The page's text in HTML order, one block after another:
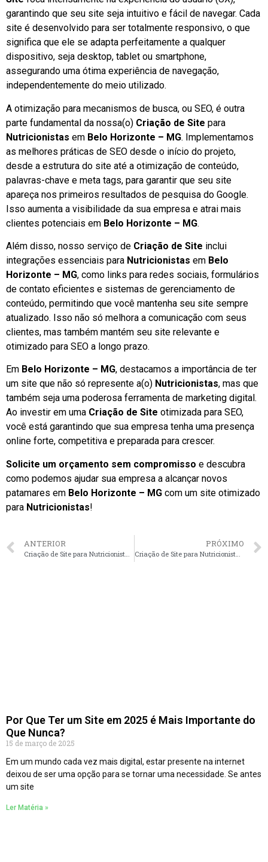
garantindo que seu site seja intuitivo e fácil de navegar. Cada
site é desenvolvido para ser totalmente responsivo, o que
significa que ele se adapta perfeitamente a qualquer
dispositivo, seja desktop, tablet ou smartphone,
assegurando uma ótima experiência de navegação,
independentemente do meio utilizado.
A otimização para mecanismos de busca, ou SEO, é outra
parte fundamental da nossa(o) Criação de Site para
Nutricionistas em Belo Horizonte – MG. Implementamos
as melhores práticas de SEO desde o início do projeto,
desde a estrutura do site até a otimização de conteúdo,
palavras-chave e meta tags, para garantir que seu site
apareça nos primeiros resultados de pesquisa do Google.
Isso aumenta a visibilidade da sua empresa e atrai mais
clientes potenciais em Belo Horizonte – MG.
Além disso, nosso serviço de Criação de Site inclui
integrações essenciais para Nutricionistas em Belo
Horizonte – MG, como links para redes sociais, formulários
de contato eficientes e sistemas de gerenciamento de
conteúdo, permitindo que você mantenha seu site sempre
atualizado. Isso não só melhora a comunicação com seus
clientes, mas também mantém seu site relevante e
otimizado para SEO a longo prazo.
Em Belo Horizonte – MG, destacamos a importância de ter
um site que não só represente a(o) Nutricionistas, mas que
também seja uma poderosa ferramenta de marketing digital.
Ao investir em uma Criação de Site otimizada para SEO,
você está garantindo que sua empresa tenha uma presença
online forte, competitiva e preparada para crescer.
Solicite um orçamento sem compromisso e descubra
como podemos ajudar sua empresa a alcançar novos
patamares em Belo Horizonte – MG com um site otimizado
para Nutricionistas!
ANTERIOR
Criação de Site para Nutricionistas em Rio de Janeiro – RJ faça seu orçamento
PRÓXIMO
Criação de Site para Nutricionistas em Porto Alegre – RS faça seu orçamento
Por Que Ter um Site em 2025 é Mais Importante do
Que Nunca?
15 de março de 2025
Em um mundo cada vez mais digital, estar presente na internet
deixou de ser uma opção para se tornar uma necessidade. Se antes
um site
Ler Matéria »